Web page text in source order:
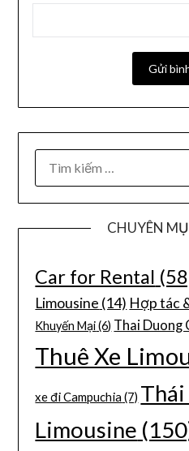
CHUYÊN
Car for Rental
Limousine (14) Hợp tác
Khuyến Mại(6) Thai Duong
Thuê Xe
xe đi Campuchia(7)
Limousine